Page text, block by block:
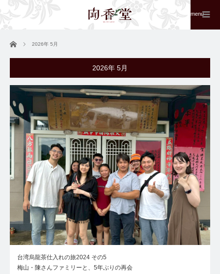
menu
ホーム 2026年 5月
2026年 5月
台湾烏龍茶仕入れの旅2024 その5
梅山・陳さんファミリーと、5年ぶりの再会